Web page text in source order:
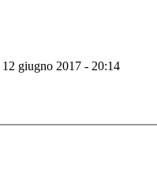
12 giugno 2017 - 20:14